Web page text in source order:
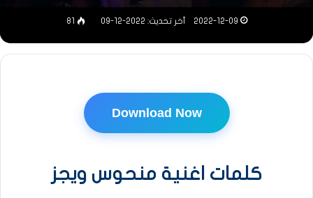
2022-12-09 آخر تحديث: 2022-12-09 81
Download Now
كلمات اغنية منحوس ويجز